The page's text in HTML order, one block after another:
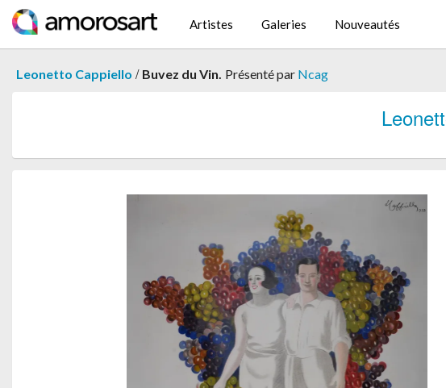
Artistes Galeries Nouveautés
Leonetto Cappiello / Buvez du Vin. Présenté par Ncag